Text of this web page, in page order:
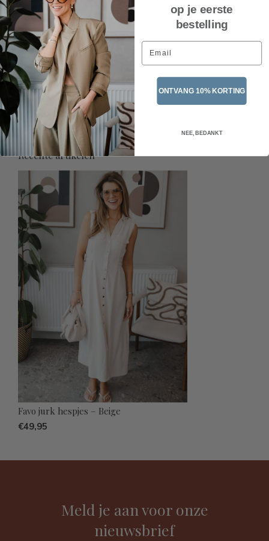
Sandaal hakje CL074 –
White
€44,95
Incl. btw
Recente artikelen
Favo jurk hespjes – Beige
€49,95
Meld je aan voor onze
nieuwsbrief
op je eerste
bestelling
Email
ONTVANG 10% KORTING
NEE, BEDANKT